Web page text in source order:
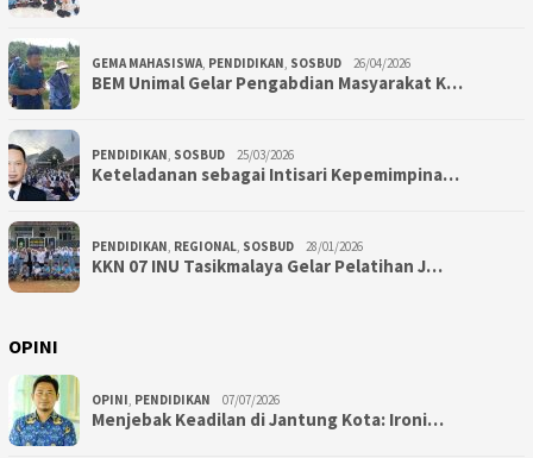
GEMA MAHASISWA PENDIDIKAN SOSBUD 26/04/2026
BEM Unimal Gelar Pengabdian Masyarakat K…
PENDIDIKAN SOSBUD 25/03/2026
Keteladanan sebagai Intisari Kepemimpina…
PENDIDIKAN REGIONAL SOSBUD 28/01/2026
KKN 07 INU Tasikmalaya Gelar Pelatihan J…
OPINI
OPINI PENDIDIKAN 07/07/2026
Menjebak Keadilan di Jantung Kota: Ironi…